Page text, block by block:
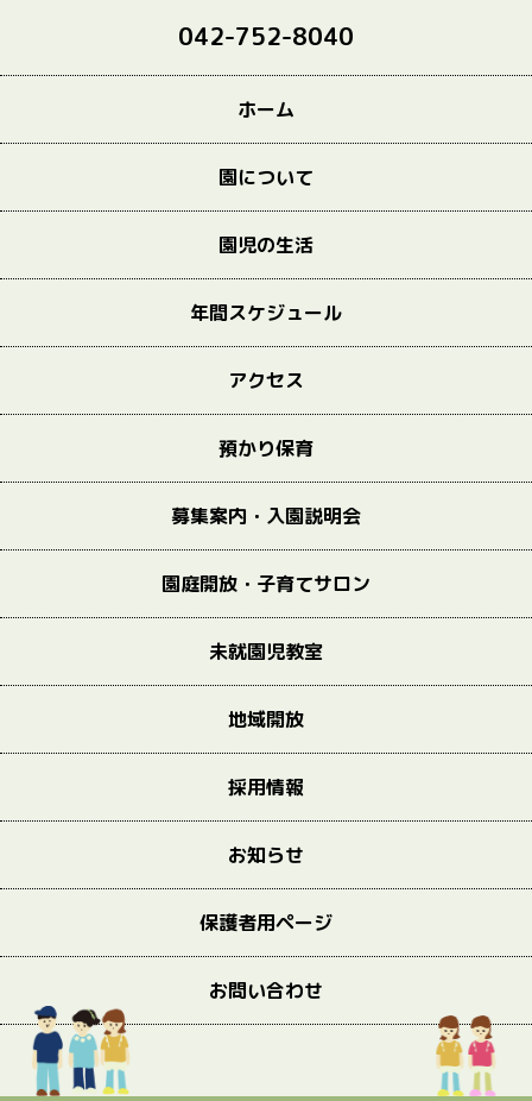
042-752-8040
ホーム
園について
園児の生活
年間スケジュール
アクセス
預かり保育
募集案内・入園説明会
園庭開放・子育てサロン
未就園児教室
地域開放
採用情報
お知らせ
保護者用ページ
お問い合わせ